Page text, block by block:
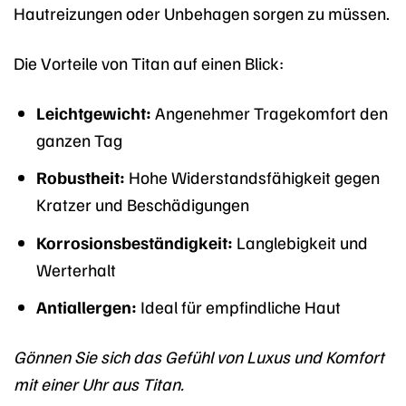
Hautreizungen oder Unbehagen sorgen zu müssen.
Die Vorteile von Titan auf einen Blick:
Leichtgewicht: Angenehmer Tragekomfort den
ganzen Tag
Robustheit: Hohe Widerstandsfähigkeit gegen
Kratzer und Beschädigungen
Korrosionsbeständigkeit: Langlebigkeit und
Werterhalt
Antiallergen: Ideal für empfindliche Haut
Gönnen Sie sich das Gefühl von Luxus und Komfort
mit einer Uhr aus Titan.